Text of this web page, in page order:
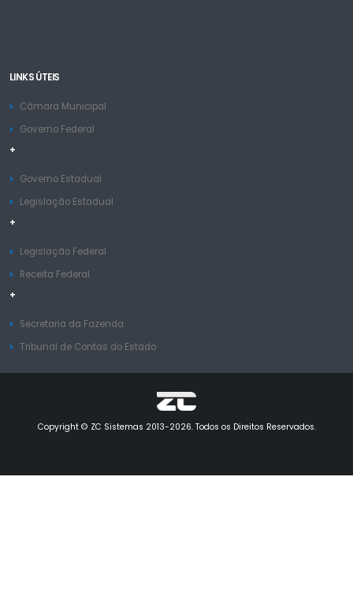
LINKS ÚTEIS
Câmara Municipal
Governo Federal
+
Governo Estadual
Legislação Estadual
+
Legislação Federal
Receita Federal
+
Secretaria da Fazenda
Tribunal de Contas do Estado
Copyright © ZC Sistemas 2013-2026. Todos os Direitos Reservados.